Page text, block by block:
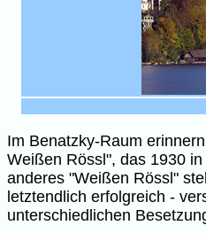
Im Benatzky-Raum
Weißen Rössl", das 1930
anderes "Weißen Rössl"
letztendlich erfolgreich -
unterschiedlichen